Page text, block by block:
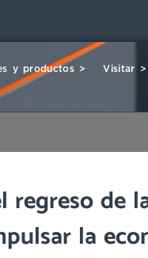
y productos > Visitar >
regreso de
la